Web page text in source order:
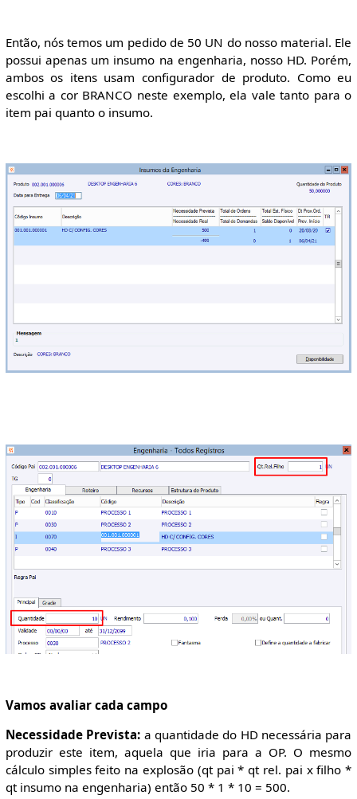
Então, nós temos um pedido de 50 UN do nosso material. Ele
possui apenas um insumo na engenharia, nosso HD. Porém,
ambos os itens usam configurador de produto. Como eu
escolhi a cor BRANCO neste exemplo, ela vale tanto para o
item pai quanto o insumo.
Vamos avaliar cada campo
Necessidade Prevista: a quantidade do HD necessária para
produzir este item, aquela que iria para a OP. O mesmo
cálculo simples feito na explosão (qt pai * qt rel. pai x filho *
qt insumo na engenharia) então 50 * 1 * 10 = 500.